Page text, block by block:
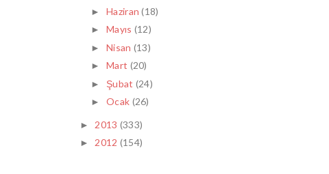
►Haziran(18)
►Mayıs (12)
►Nisan (13)
►Mart (20)
► Şubat (24)
►Ocak (26)
► 2013 (333)
►2012 (154)